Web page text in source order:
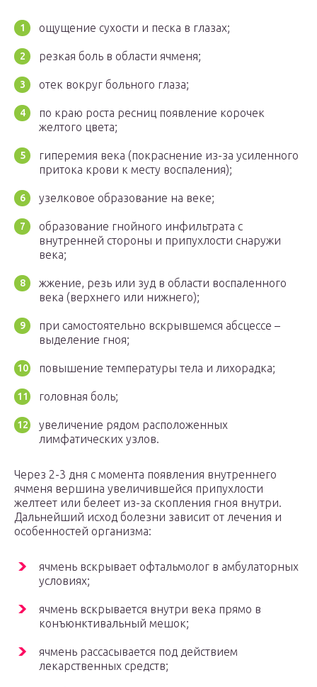
ощущение сухости и песка в глазах;
резкая боль в области ячменя;
отек вокруг больного глаза;
по краю роста ресниц появление корочек
желтого цвета;
гиперемия века (покраснение из-за усиленного
притока крови к месту воспаления);
узелковое образование на веке;
образование гнойного инфильтрата с
внутренней стороны и припухлости снаружи
века;
жжение, резь или зуд в области воспаленного
века (верхнего или нижнего);
при самостоятельно вскрывшемся абсцессе –
выделение гноя;
повышение температуры тела и лихорадка;
головная боль;
увеличение рядом расположенных
лимфатических узлов.
Через 2-3 дня с момента появления внутреннего
ячменя вершина увеличившейся припухлости
желтеет или белеет из-за скопления гноя внутри.
Дальнейший исход болезни зависит от лечения и
особенностей организма:
ячмень вскрывает офтальмолог в амбулаторных
условиях;
ячмень вскрывается внутри века прямо в
конъюнктивальный мешок;
ячмень рассасывается под действием
лекарственных средств;